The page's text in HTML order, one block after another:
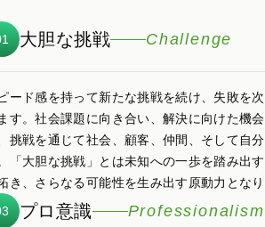
大胆な挑戦 Challenge
ード感を持って新たな挑戦を続け、失敗を
す。社会課題に向き合い、解決に向けた機
挑戦を通じて社会、顧客、仲間、そして自
「大胆な挑戦」とは未知への一歩を踏み出
き、さらなる可能性を生み出す原動力とな
プロ意識 Professionalism